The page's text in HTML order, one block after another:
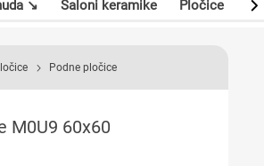
↘ Saloni keramike Pločice
Podne pločice
M0U9 60x60